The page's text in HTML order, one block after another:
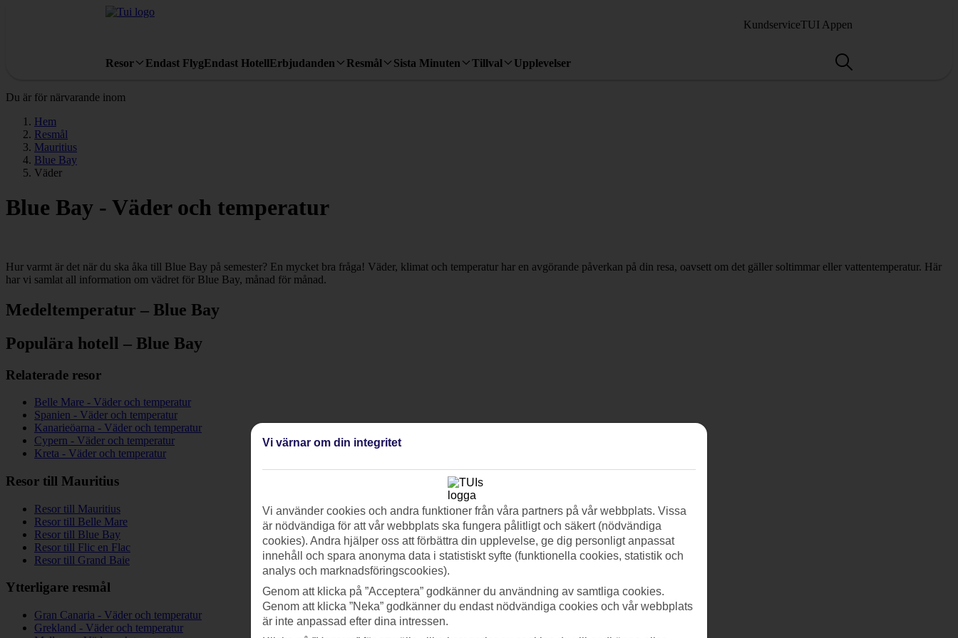
KundserviceTUI Appen
Resor Endast FlygEndast HotellErbjudanden Resmål Sista Minuten Tillval Upplevelser
Du är för närvarande inom
Hem
Resmål
Mauritius
Blue Bay
Väder
Blue Bay - Väder och temperatur
Hur varmt är det när du ska åka till Blue Bay på semester? En mycket bra fråga! Väder, klimat och temperatur har en avgörande påverkan på din resa, oavsett om det gäller soltimmar eller vattentemperatur. Här
har vi samlat all information om vädret för Blue Bay, månad för månad.
Medeltemperatur – Blue Bay
Populära hotell – Blue Bay
Relaterade resor
Belle Mare - Väder och temperatur
Spanien - Väder och temperatur
Kanarieöarna - Väder och temperatur
Cypern - Väder och temperatur
Kreta - Väder och temperatur
Resor till Mauritius
Resor till Mauritius
Resor till Belle Mare
Resor till Blue Bay
Resor till Flic en Flac
Resor till Grand Baie
Ytterligare resmål
Gran Canaria - Väder och temperatur
Grekland - Väder och temperatur
Vi värnar om din integritet
Vi använder cookies och andra funktioner från våra partners på vår webbplats. Vissa
är nödvändiga för att vår webbplats ska fungera pålitligt och säkert (nödvändiga
cookies). Andra hjälper oss att förbättra din upplevelse, ge dig personligt anpassat
innehåll och spara anonyma data i statistiskt syfte (funktionella cookies, statistik och
analys och marknadsföringscookies).
Genom att klicka på ”Acceptera” godkänner du användning av samtliga cookies.
Genom att klicka ”Neka” godkänner du endast nödvändiga cookies och vår webbplats
är inte anpassad efter dina intressen.